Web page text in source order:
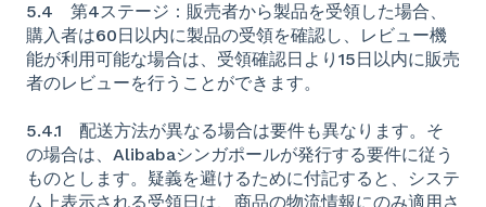
5.4 第4ステージ：販売者から製品を受領した場合、
購入者は60日以内に製品の受領を確認し、レビュー機
能が利用可能な場合は、受領確認日より15日以内に販売
者のレビューを行うことができます。
5.4.1 配送方法が異なる場合は要件も異なります。そ
の場合は、Alibabaシンガポールが発行する要件に従う
ものとします。疑義を避けるために付記すると、システ
ム上表示される受領日は、商品の物流情報にのみ適用さ